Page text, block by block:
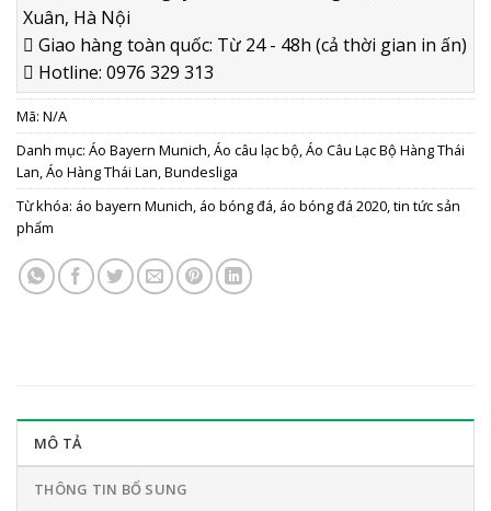
Xuân, Hà Nội
Giao hàng toàn quốc: Từ 24 - 48h (cả thời gian in ấn)
Hotline: 0976 329 313
Mã: N/A
Danh mục: Áo Bayern Munich,Áo câu lạc bộ,Áo Câu Lạc Bộ Hàng Thái
Lan,Áo Hàng Thái Lan,Bundesliga
Từ khóa: áo bayern Munich, áo bóng đá, áo bóng đá 2020,tin tức sản
phẩm
MÔ TẢ
THÔNG TIN BỔ SUNG